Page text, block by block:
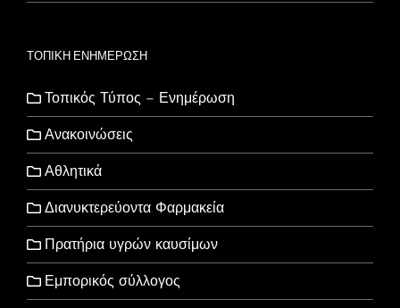
ΤΟΠΙΚΗ ΕΝΗΜΕΡΩΣΗ
Τοπικός Τύπος – Ενημέρωση
Ανακοινώσεις
Αθλητικά
Διανυκτερεύοντα Φαρμακεία
Πρατήρια υγρών καυσίμων
Εμπορικός σύλλογος